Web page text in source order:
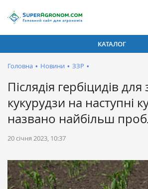
КАТАЛОГ
Головна • Новини • ЗЗР •
Післядія гербіцидів для
кукурудзи на наступні
названо найбільш
20 січня 2023, 10:37